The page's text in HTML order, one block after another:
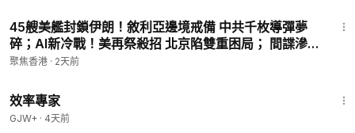
45艘美艦封鎖伊朗！敘利亞邊境戒備 中共千枚導彈夢
碎；AI新冷戰！美再祭殺招 北京陷雙重困局； 間諜滲透
美國後院？盧比奧驚曝中共據點【今日看點】
聚焦香港 · 2天前
效率專家
GJW+ · 4天前